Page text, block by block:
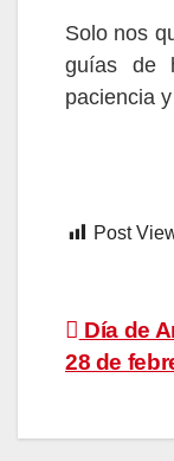
Solo nos
guías de
paciencia
Post
de
Día de
28 de